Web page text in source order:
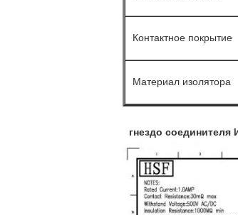
Контактное покрытие
Материал изолятора
гнездо соединителя